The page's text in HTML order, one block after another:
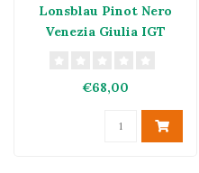
Lonsblau Pinot Nero
Venezia Giulia IGT
€68,00